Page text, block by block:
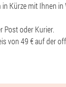
Kürze mit Ihnen
Post oder Kurier.
von 49 € auf der